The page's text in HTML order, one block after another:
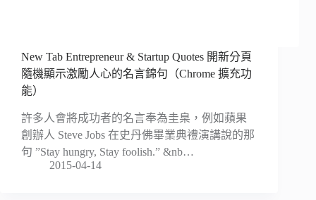
New Tab Entrepreneur & Startup Quotes 開新分頁
隨機顯示激勵人心的名言錦句（Chrome 擴充功
能）
許多人會將成功者的名言奉為圭臬，例如蘋果
創辦人 Steve Jobs 在史丹佛畢業典禮演講說的那
句 ”Stay hungry, Stay foolish.” &nb…
2015-04-14